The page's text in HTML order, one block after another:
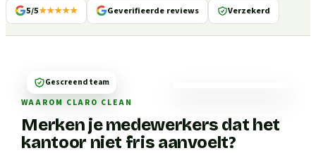
5/5★★★★★ Geverifieerde reviews Verzekerd
WAAROM CLARO CLEAN
Merken je medewerkers dat het
kantoor niet fris aanvoelt?
Gescreend team